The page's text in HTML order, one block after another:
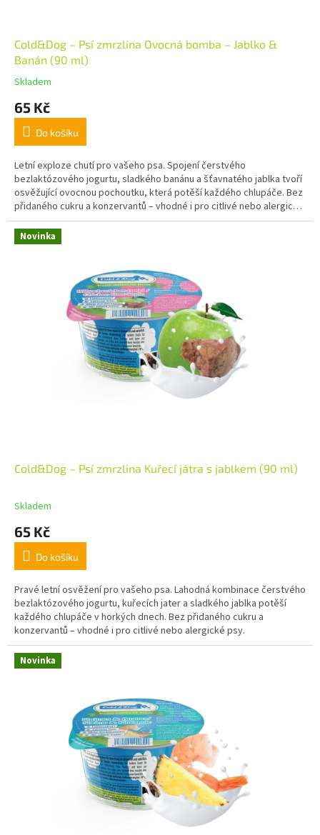
Cold&Dog – Psí zmrzlina Ovocná bomba – Jablko &
Banán (90 ml)
Skladem
65 Kč
Do košíku
Letní exploze chutí pro vašeho psa. Spojení čerstvého
bezlaktózového jogurtu, sladkého banánu a šťavnatého jablka tvoří
osvěžující ovocnou pochoutku, která potěší každého chlupáče. Bez
přidaného cukru a konzervantů – vhodné i pro citlivé nebo alergické
psy.
Novinka
Cold&Dog – Psí zmrzlina Kuřecí játra s jablkem (90 ml)
Skladem
65 Kč
Do košíku
Pravé letní osvěžení pro vašeho psa. Lahodná kombinace čerstvého
bezlaktózového jogurtu, kuřecích jater a sladkého jablka potěší
každého chlupáče v horkých dnech. Bez přidaného cukru a
konzervantů – vhodné i pro citlivé nebo alergické psy.
Novinka